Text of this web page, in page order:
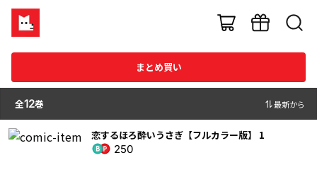
まとめ買い
全12巻 最新から
恋するほろ酔いうさぎ【フルカラー版】 1
250